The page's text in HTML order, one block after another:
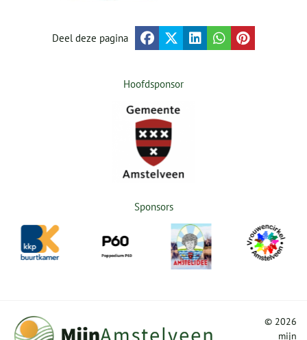
Deel deze pagina
Hoofdsponsor
Sponsors
© 2026
mijn